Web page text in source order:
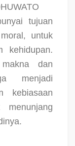
tujuan
untuk
kehidupan.
dan
menjadi
kebiasaan